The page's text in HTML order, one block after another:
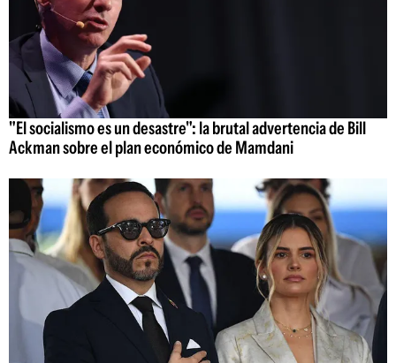
"El socialismo es un desastre": la brutal advertencia de Bill
Ackman sobre el plan económico de Mamdani